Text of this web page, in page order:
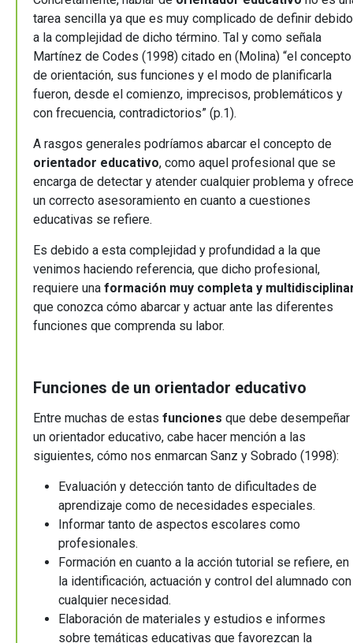
tarea sencilla ya que es muy complicado de definir debido
a la complejidad de dicho término. Tal y como señala
Martínez de Codes (1998) citado en (Molina) “el concepto
de orientación, sus funciones y el modo de planificarla
fueron, desde el comienzo, imprecisos, problemáticos y
con frecuencia, contradictorios” (p.1).
A rasgos generales podríamos abarcar el concepto de
orientador educativo, como aquel profesional que se
encarga de detectar y atender cualquier problema y
un correcto asesoramiento en cuanto a cuestiones
educativas se refiere.
Es debido a esta complejidad y profundidad a la que
venimos haciendo referencia, que dicho profesional,
requiere una formación muy completa y
que conozca cómo abarcar y actuar ante las diferentes
funciones que comprenda su labor.
Funciones de un orientador educativo
Entre muchas de estas funciones que debe desempeñar
un orientador educativo, cabe hacer mención a las
siguientes, cómo nos enmarcan Sanz y Sobrado (1998):
Evaluación y detección tanto de dificultades de
aprendizaje como de necesidades especiales.
Informar tanto de aspectos escolares como
profesionales.
Formación en cuanto a la acción tutorial se refiere, en
la identificación, actuación y control del alumnado con
cualquier necesidad.
Elaboración de materiales y estudios e informes
sobre temáticas educativas que favorezcan la